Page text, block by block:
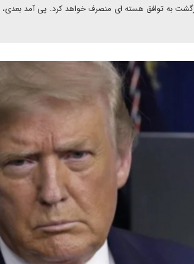
به توافق هسته ای منصرف خواهد کرد. پی آمد